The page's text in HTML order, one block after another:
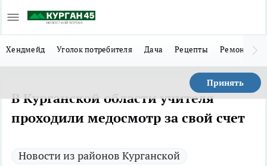
Хендмейд Уголок потребителя Дача Рецепты Ремонт
Принять
В Курганской области учителя
проходили медосмотр за свой счет
Новости из районов Курганской